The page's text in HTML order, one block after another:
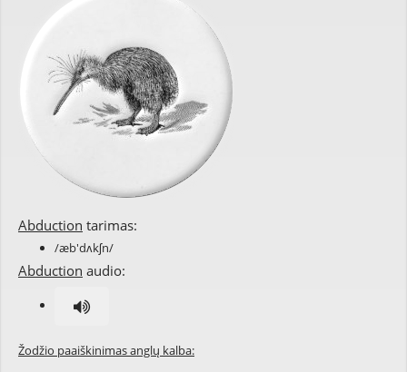
Abduction tarimas:
/æb'dʌkʃn/
Abduction audio:
Žodžio paaiškinimas anglų kalba: